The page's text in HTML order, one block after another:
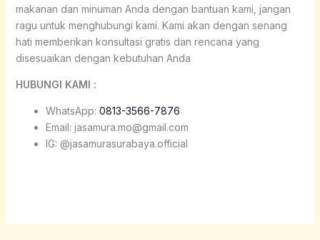
makanan dan minuman Anda dengan bantuan kami, jangan
ragu untuk menghubungi kami. Kami akan dengan senang
hati memberikan konsultasi gratis dan rencana yang
disesuaikan dengan kebutuhan Anda
HUBUNGI KAMI :
WhatsApp: 0813-3566-7876
Email: jasamura.mo@gmail.com
IG: @jasamurasurabaya.official